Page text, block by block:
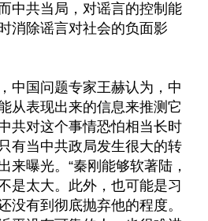
中共当局，对谣言的控制能
消除谣言对社会的负面影
中国问题专家王赫认为，中
从表现出来的信息来推测它
共对这个事情恐怕相当长时
有当中共政局发生很大的转
来曝光。“秦刚能够软著陆，
是太大。此外，也可能是习
没有到彻底抛弃他的程度。